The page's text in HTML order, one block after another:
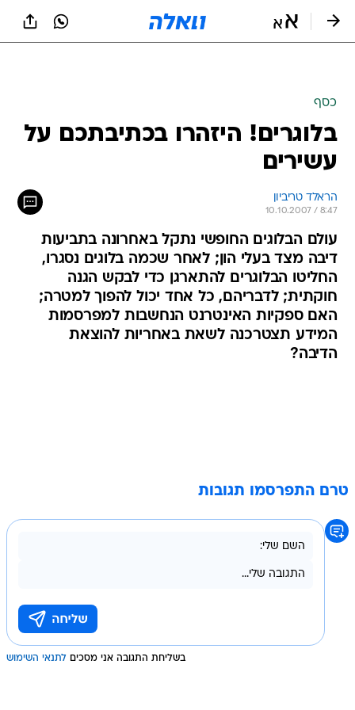
כסף
בלוגרים! היזהרו בכתיבתכם על
עשירים
הראלד טריביון
10.10.2007 / 8:47
עולם הבלוגים החופשי נתקל באחרונה בתביעות
דיבה מצד בעלי הון; לאחר שכמה בלוגים נסגרו,
החליטו הבלוגרים להתארגן כדי לבקש הגנה
חוקתית; לדבריהם, כל אחד יכול להפוך למטרה;
האם ספקיות האינטרנט הנחשבות למפרסמות
המידע תצטרכנה לשאת באחריות להוצאת
הדיבה?
טרם התפרסמו תגובות
בשליחת התגובה אני מסכים לתנאי השימוש